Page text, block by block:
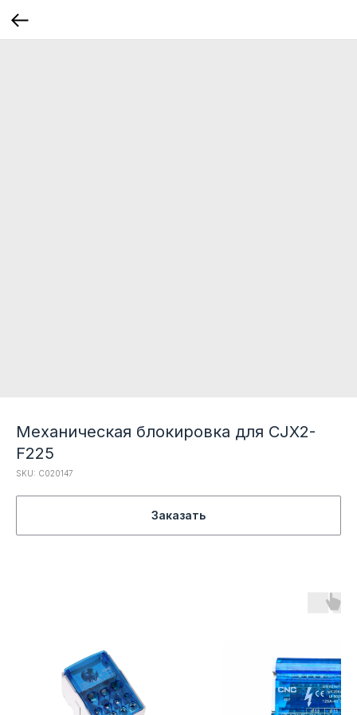
Механическая блокировка для CJX2-
F225
SKU: C020147
Заказать